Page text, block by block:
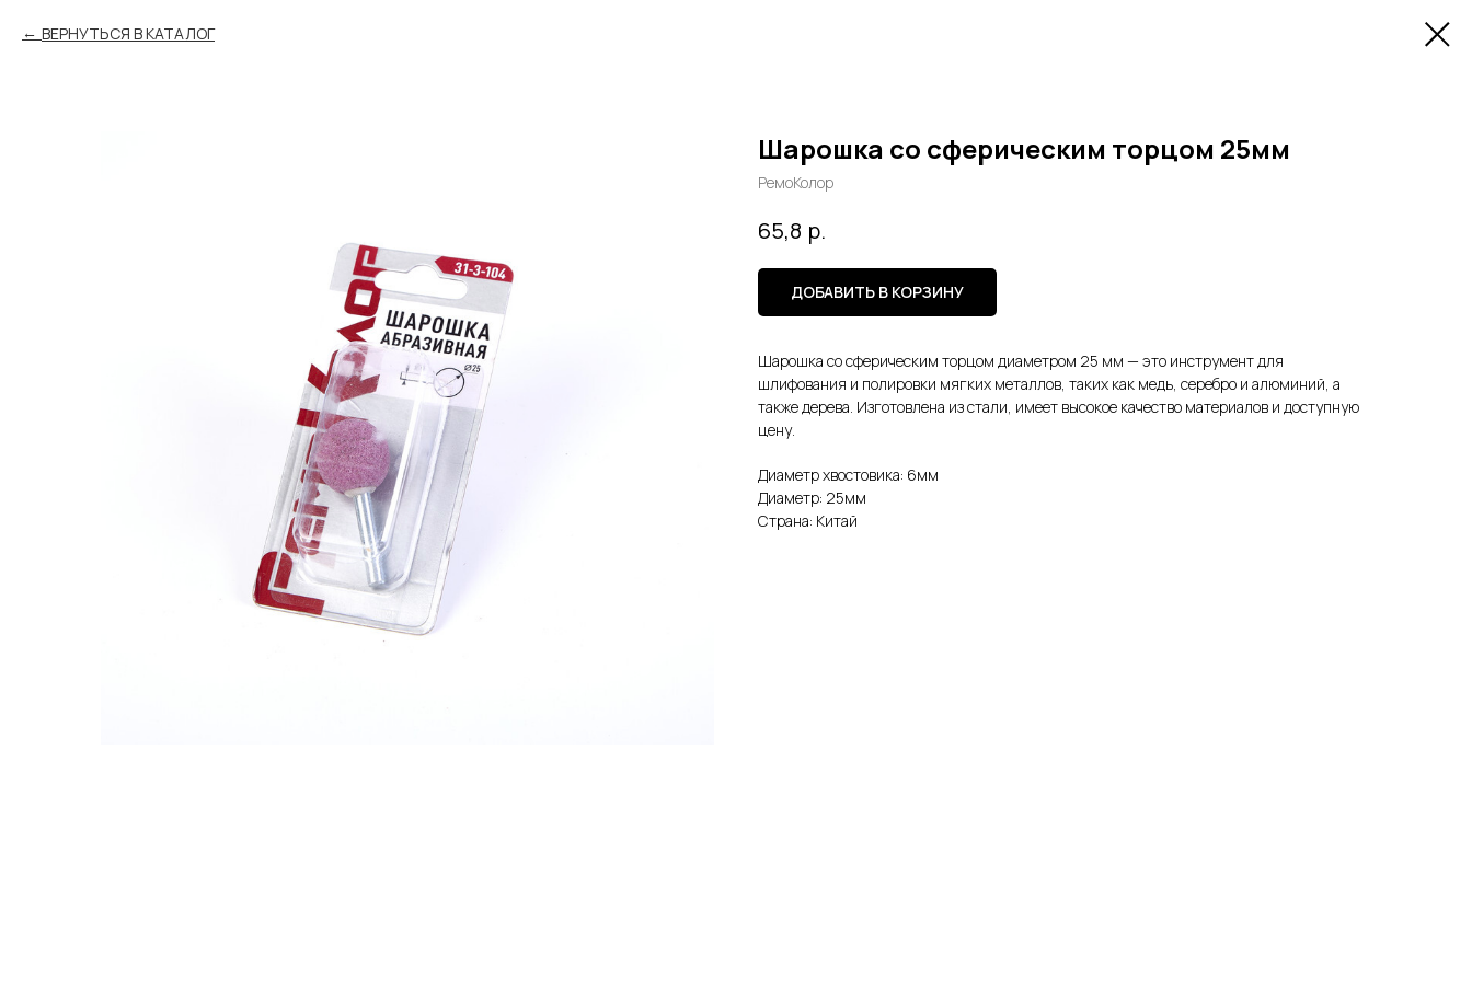
ВЕРНУТЬСЯ В КАТАЛОГ
Шарошка со сферическим торцом 25мм
РемоКолор
65,8 р.
ДОБАВИТЬ В КОРЗИНУ
Шарошка со сферическим торцом диаметром 25 мм — это инструмент для
шлифования и полировки мягких металлов, таких как медь, серебро и алюминий, а
также дерева. Изготовлена из стали, имеет высокое качество материалов и доступную
цену.
Диаметр хвостовика: 6мм
Диаметр: 25мм
Страна: Китай